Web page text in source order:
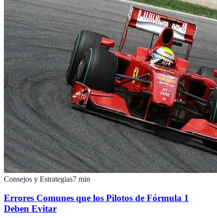
Consejos y Estrategias7 min
Errores Comunes que los Pilotos de Fórmula 1
Deben Evitar